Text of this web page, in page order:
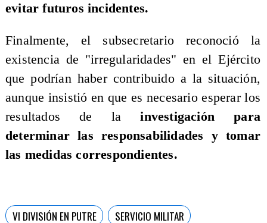
evitar futuros incidentes.
Finalmente, el subsecretario reconoció la
existencia de "irregularidades" en el Ejército
que podrían haber contribuido a la situación,
aunque insistió en que es necesario esperar los
resultados de lainvestigación para
determinar las responsabilidades y tomar
las medidas correspondientes.
VI DIVISIÓN EN PUTRE SERVICIO MILITAR